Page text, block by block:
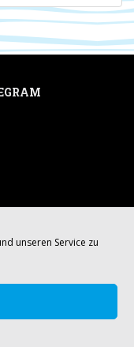
unseren Service zu